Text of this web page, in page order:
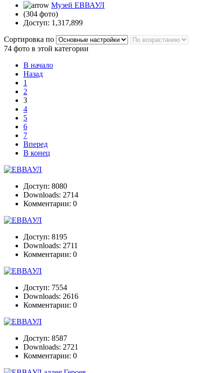
Музей ЕВВАУЛ
(304 фото)
Доступ: 1,317,899
Сортировка по
74 фото в этой категории
В начало
Назад
1
2
3
4
5
6
7
Вперед
В конец
Доступ: 8080
Downloads: 2714
Комментарии: 0
Доступ: 8195
Downloads: 2711
Комментарии: 0
Доступ: 7554
Downloads: 2616
Комментарии: 0
Доступ: 8587
Downloads: 2721
Комментарии: 0